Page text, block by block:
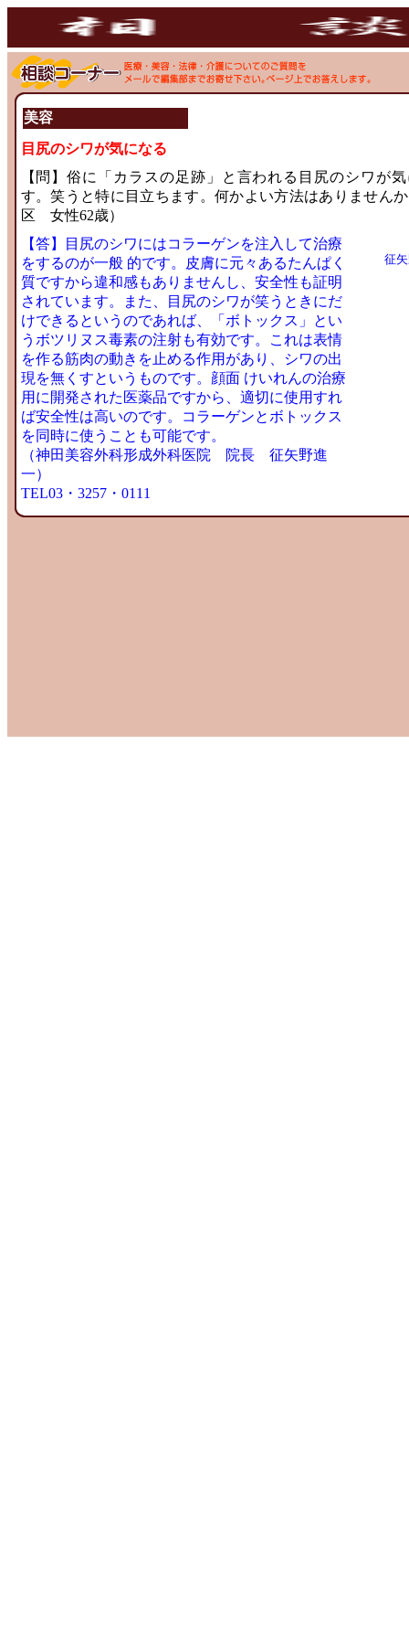
美容
目尻のシワが気になる
【問】俗に「カラスの足跡」と言われる目尻のシワが
す。笑うと特に目立ちます。何かよい方法はありません
区 女性62歳）
【答】
目尻のシワにはコラーゲンを注入して治療
をするのが一般 的です。皮膚に元々あるたんぱく
質ですから違和感もありませんし、安全性も証明
されています。また、目尻のシワが笑うときにだ
けできるというのであれば、「ボトックス」とい
うボツリヌス毒素の注射も有効です。これは表情
を作る筋肉の動きを止める作用があり、シワの出
現を無くすというものです。顔面 けいれんの治療
用に開発された医薬品ですから、適切に使用すれ
ば安全性は高いのです。コラーゲンとボトックス
を同時に使うことも可能です。
（神田美容外科形成外科医院 院長 征矢野進
一）
TEL03・3257・0111
征